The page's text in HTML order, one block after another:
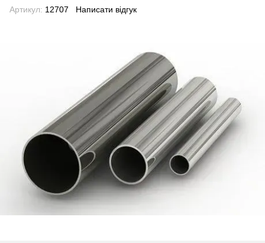
Артикул: 12707 Написати відгук